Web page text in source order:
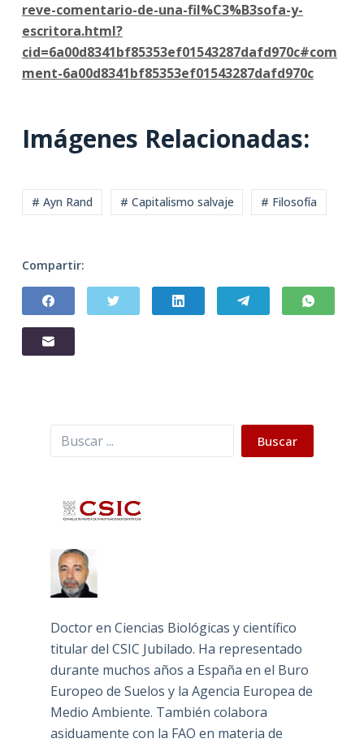
reve-comentario-de-una-fil%C3%B3sofa-y-
escritora.html?
cid=6a00d8341bf85353ef01543287dafd970c#com
ment-6a00d8341bf85353ef01543287dafd970c
Imágenes Relacionadas:
# Ayn Rand # Capitalismo salvaje # Filosofía
Compartir:
Buscar Buscar
Doctor en Ciencias Biológicas y científico
titular del CSIC Jubilado. Ha representado
durante muchos años a España en el Buro
Europeo de Suelos y la Agencia Europea de
Medio Ambiente. También colabora
asiduamente con la FAO en materia de